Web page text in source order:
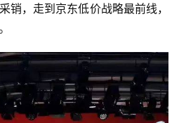
销，走到京东低价战略最前线，